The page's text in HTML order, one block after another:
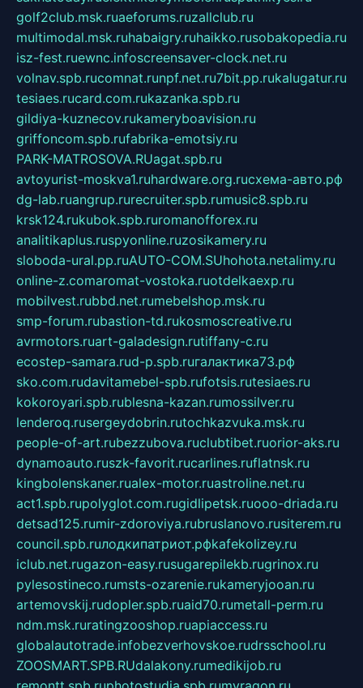
golf2club.msk.ruaeforums.ruzallclub.ru
multimodal.msk.ruhabaigry.ruhaikko.rusobakopedia.ru
isz-fest.ruewnc.infoscreensaver-clock.net.ru
volnav.spb.rucomnat.runpf.net.ru7bit.pp.rukalugatur.ru
tesiaes.rucard.com.rukazanka.spb.ru
gildiya-kuznecov.rukameryboavision.ru
griffoncom.spb.rufabrika-emotsiy.ru
PARK-MATROSOVA.RUagat.spb.ru
avtoyurist-moskva1.ruhardware.org.ruсхема-авто.рф
dg-lab.ruangrup.rurecruiter.spb.rumusic8.spb.ru
krsk124.rukubok.spb.ruromanofforex.ru
analitikaplus.ruspyonline.ruzosikamery.ru
sloboda-ural.pp.ruAUTO-COM.SUhohota.netalimy.ru
online-z.comaromat-vostoka.ruotdelkaexp.ru
mobilvest.rubbd.net.rumebelshop.msk.ru
smp-forum.rubastion-td.rukosmoscreative.ru
avrmotors.ruart-galadesign.rutiffany-c.ru
ecostep-samara.rud-p.spb.ruгалактика73.рф
sko.com.rudavitamebel-spb.rufotsis.rutesiaes.ru
kokoroyari.spb.rublesna-kazan.rumossilver.ru
lenderoq.rusergeydobrin.rutochkazvuka.msk.ru
people-of-art.rubezzubova.ruclubtibet.ruorior-aks.ru
dynamoauto.ruszk-favorit.rucarlines.ruflatnsk.ru
kingbolenskaner.rualex-motor.ruastroline.net.ru
act1.spb.rupolyglot.com.rugidlipetsk.ruooo-driada.ru
detsad125.rumir-zdoroviya.rubruslanovo.rusiterem.ru
council.spb.ruлодкипатриот.рфkafekolizey.ru
iclub.net.rugazon-easy.rusugarepilekb.rugrinox.ru
pylesostineco.rumsts-ozarenie.rukameryjooan.ru
artemovskij.rudopler.spb.ruaid70.rumetall-perm.ru
ndm.msk.ruratingzooshop.ruapiaccess.ru
globalautotrade.infobezverhovskoe.rudrsschool.ru
ZOOSMART.SPB.RUdalakony.rumedikijob.ru